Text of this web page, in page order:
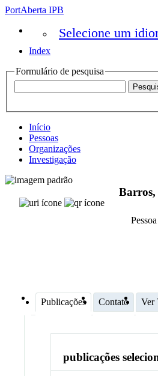
PortAberta IPB
Selecione um
Index
Formulário de pesquisa
Início
Pessoas
Organizações
Investigação
Pessoa
Publicações Contato Ver
publicações